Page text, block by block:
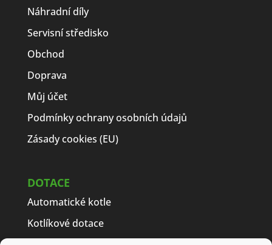
Náhradní díly
Servisní středisko
Obchod
Doprava
Můj účet
Podmínky ochrany osobních údajů
Zásady cookies (EU)
DOTACE
Automatické kotle
Kotlíkové dotace